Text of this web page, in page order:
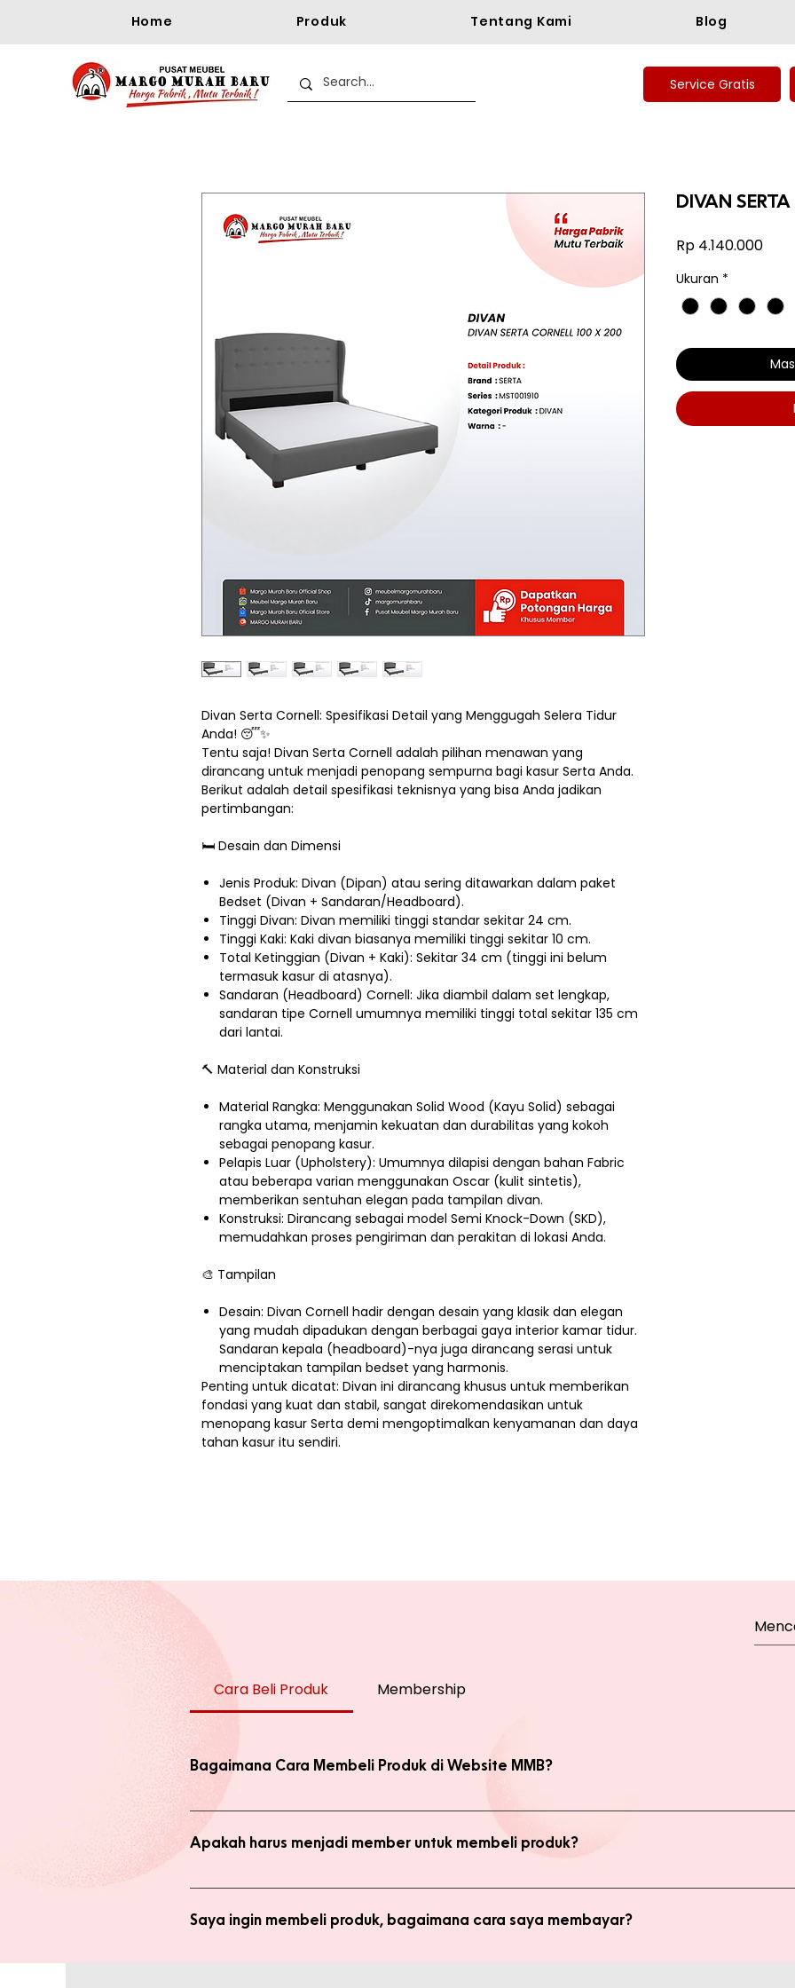
Home Produk Tentang Kami Blog
Service Gratis
Divan Serta Cornell: Spesifikasi Detail yang Menggugah Selera Tidur
Anda! 😴✨
Tentu saja! Divan Serta Cornell adalah pilihan menawan yang
dirancang untuk menjadi penopang sempurna bagi kasur Serta Anda.
Berikut adalah detail spesifikasi teknisnya yang bisa Anda jadikan
pertimbangan:
🛏️ Desain dan Dimensi
Jenis Produk: Divan (Dipan) atau sering ditawarkan dalam paket
Bedset (Divan + Sandaran/Headboard).
Tinggi Divan: Divan memiliki tinggi standar sekitar 24 cm.
Tinggi Kaki: Kaki divan biasanya memiliki tinggi sekitar 10 cm.
Total Ketinggian (Divan + Kaki): Sekitar 34 cm (tinggi ini belum
termasuk kasur di atasnya).
Sandaran (Headboard) Cornell: Jika diambil dalam set lengkap,
sandaran tipe Cornell umumnya memiliki tinggi total sekitar 135 cm
dari lantai.
🔨 Material dan Konstruksi
Material Rangka: Menggunakan Solid Wood (Kayu Solid) sebagai
rangka utama, menjamin kekuatan dan durabilitas yang kokoh
sebagai penopang kasur.
Pelapis Luar (Upholstery): Umumnya dilapisi dengan bahan Fabric
atau beberapa varian menggunakan Oscar (kulit sintetis),
memberikan sentuhan elegan pada tampilan divan.
Konstruksi: Dirancang sebagai model Semi Knock-Down (SKD),
memudahkan proses pengiriman dan perakitan di lokasi Anda.
🎨 Tampilan
Desain: Divan Cornell hadir dengan desain yang klasik dan elegan
yang mudah dipadukan dengan berbagai gaya interior kamar tidur.
Sandaran kepala (headboard)-nya juga dirancang serasi untuk
menciptakan tampilan bedset yang harmonis.
Penting untuk dicatat: Divan ini dirancang khusus untuk memberikan
fondasi yang kuat dan stabil, sangat direkomendasikan untuk
menopang kasur Serta demi mengoptimalkan kenyamanan dan daya
tahan kasur itu sendiri.
DIVAN
Rp 4.140.000Harga
Ukuran *
Cara Beli Produk Membership
Bagaimana Cara Membeli Produk di Website MMB?
Ada 2 jenis produk yang ada di website, yaitu produk Member dan Non Member. Anda bisa melakukan
Apakah harus menjadi member untuk membeli produk?
Anda tidak perlu bergabung menjadi member untuk membeli produk MMB. Tetapi ada keuntungan
Saya ingin membeli produk, bagaimana cara saya membayar?